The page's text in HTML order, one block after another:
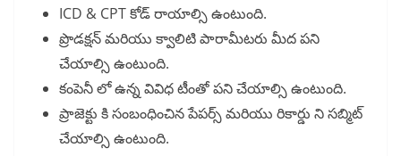
ICD & CPT కోడ్ రాయాల్సి ఉంటుంది.
ప్రొడక్షన్ మరియు క్వాలిటి పారామీటరు మీద పని
చేయాల్సి ఉంటుంది.
కంపెనీ లో ఉన్న వివిధ టీంతో పని చేయాల్సి ఉంటుంది.
ప్రాజెక్టు కి సంబంధించిన పేపర్స్ మరియు రికార్డు ని సబ్మిట్
చేయాల్సి ఉంటుంది.